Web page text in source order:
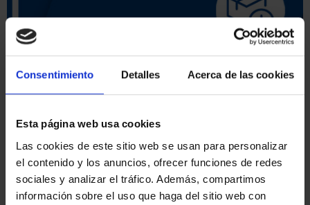
Consentimiento Detalles Acerca de las cookies
Esta página web usa cookies
Las cookies de este sitio web se usan para personalizar
el contenido y los anuncios, ofrecer funciones de redes
sociales y analizar el tráfico. Además, compartimos
información sobre el uso que haga del sitio web con
ORDENAR POR: